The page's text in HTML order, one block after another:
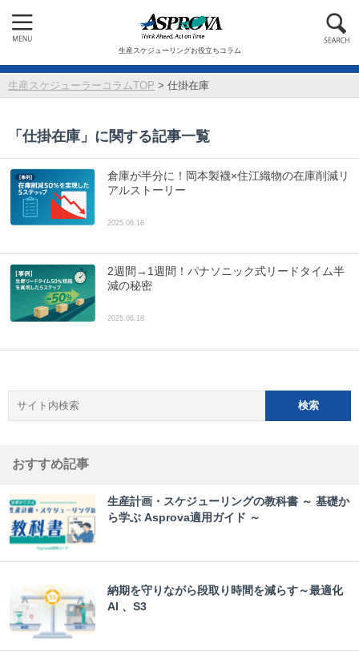
生産スケジューリングお役立ちコラム
生産スケジューラーコラムTOP > 仕掛在庫
「 仕掛在庫 」に関する記事一覧
倉庫が半分に！岡本製襪×住江織物の在庫削減リ
アルストーリー
2025.06.18
2週間→1週間！パナソニック式リードタイム半
減の秘密
2025.06.18
おすすめ記事
生産計画・スケジューリングの教科書 ～ 基礎か
ら学ぶ Asprova適用ガイド ～
納期を守りながら段取り時間を減らす～最適化
AI 、S3